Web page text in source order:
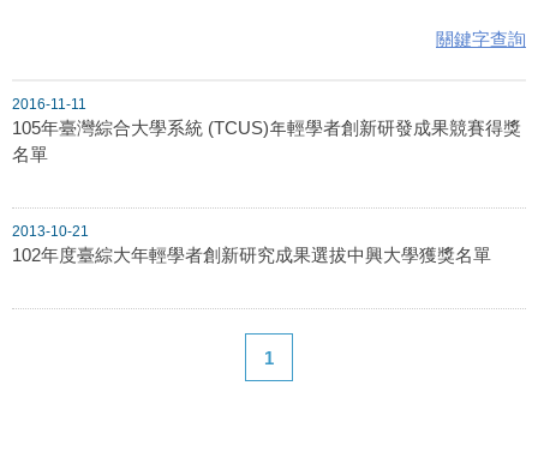
關鍵字查詢
2016-11-11
105年臺灣綜合大學系統 (TCUS)年輕學者創新研發成果競賽得獎
名單
2013-10-21
102年度臺綜大年輕學者創新研究成果選拔中興大學獲獎名單
1